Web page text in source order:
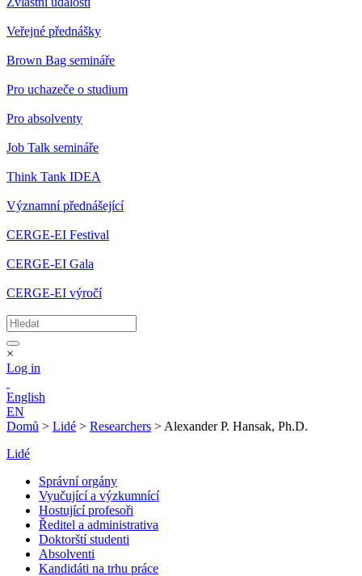
Veřejné přednášky
Brown Bag semináře
Pro uchazeče o studium
Pro absolventy
Job Talk semináře
Think Tank IDEA
Významní přednášející
CERGE-EI Festival
CERGE-EI Gala
CERGE-EI výročí
×
Log in
English
EN
Domů > Lidé > Researchers > Alexander P. Hansak, Ph.D.
Lidé
Správní orgány
Vyučující a výzkumnící
Hostující profesoři
Ředitel a administrativa
Doktorští studenti
Absolventi
Kandidáti na trhu práce